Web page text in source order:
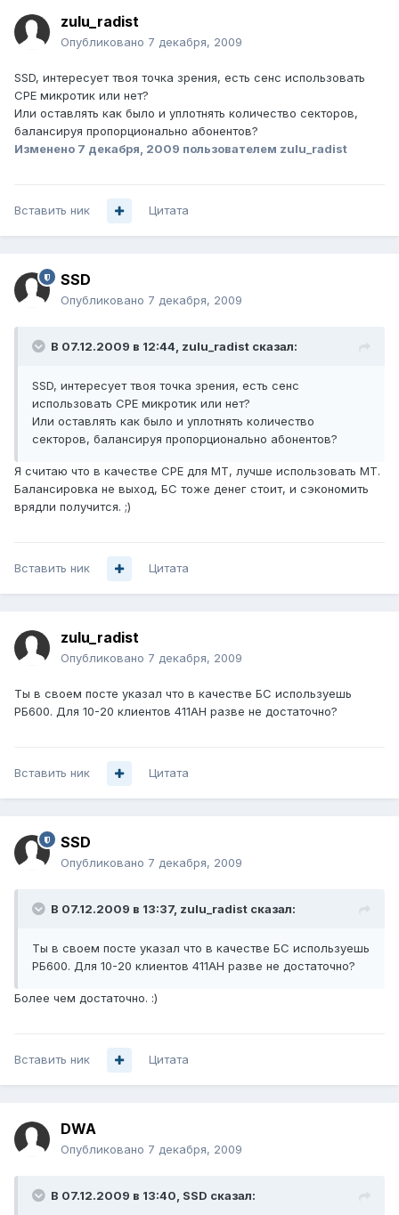
zulu_radist
Опубликовано 7 декабря, 2009
SSD, интересует твоя точка зрения, есть сенс использовать
СРЕ микротик или нет?
Или оставлять как было и уплотнять количество секторов,
балансируя пропорционально абонентов?
Изменено 7 декабря, 2009 пользователем zulu_radist
Вставить ник Цитата
SSD
Опубликовано 7 декабря, 2009
В 07.12.2009 в 12:44, zulu_radist сказал:
SSD, интересует твоя точка зрения, есть сенс
использовать СРЕ микротик или нет?
Или оставлять как было и уплотнять количество
секторов, балансируя пропорционально абонентов?
Я считаю что в качестве СРЕ для МТ, лучше использовать МТ.
Балансировка не выход, БС тоже денег стоит, и сэкономить
врядли получится. ;)
Вставить ник Цитата
zulu_radist
Опубликовано 7 декабря, 2009
Ты в своем посте указал что в качестве БС используешь
РБ600. Для 10-20 клиентов 411АН разве не достаточно?
Вставить ник Цитата
SSD
Опубликовано 7 декабря, 2009
В 07.12.2009 в 13:37, zulu_radist сказал:
Ты в своем посте указал что в качестве БС используешь
РБ600. Для 10-20 клиентов 411АН разве не достаточно?
Более чем достаточно. :)
Вставить ник Цитата
DWA
Опубликовано 7 декабря, 2009
В 07.12.2009 в 13:40, SSD сказал: